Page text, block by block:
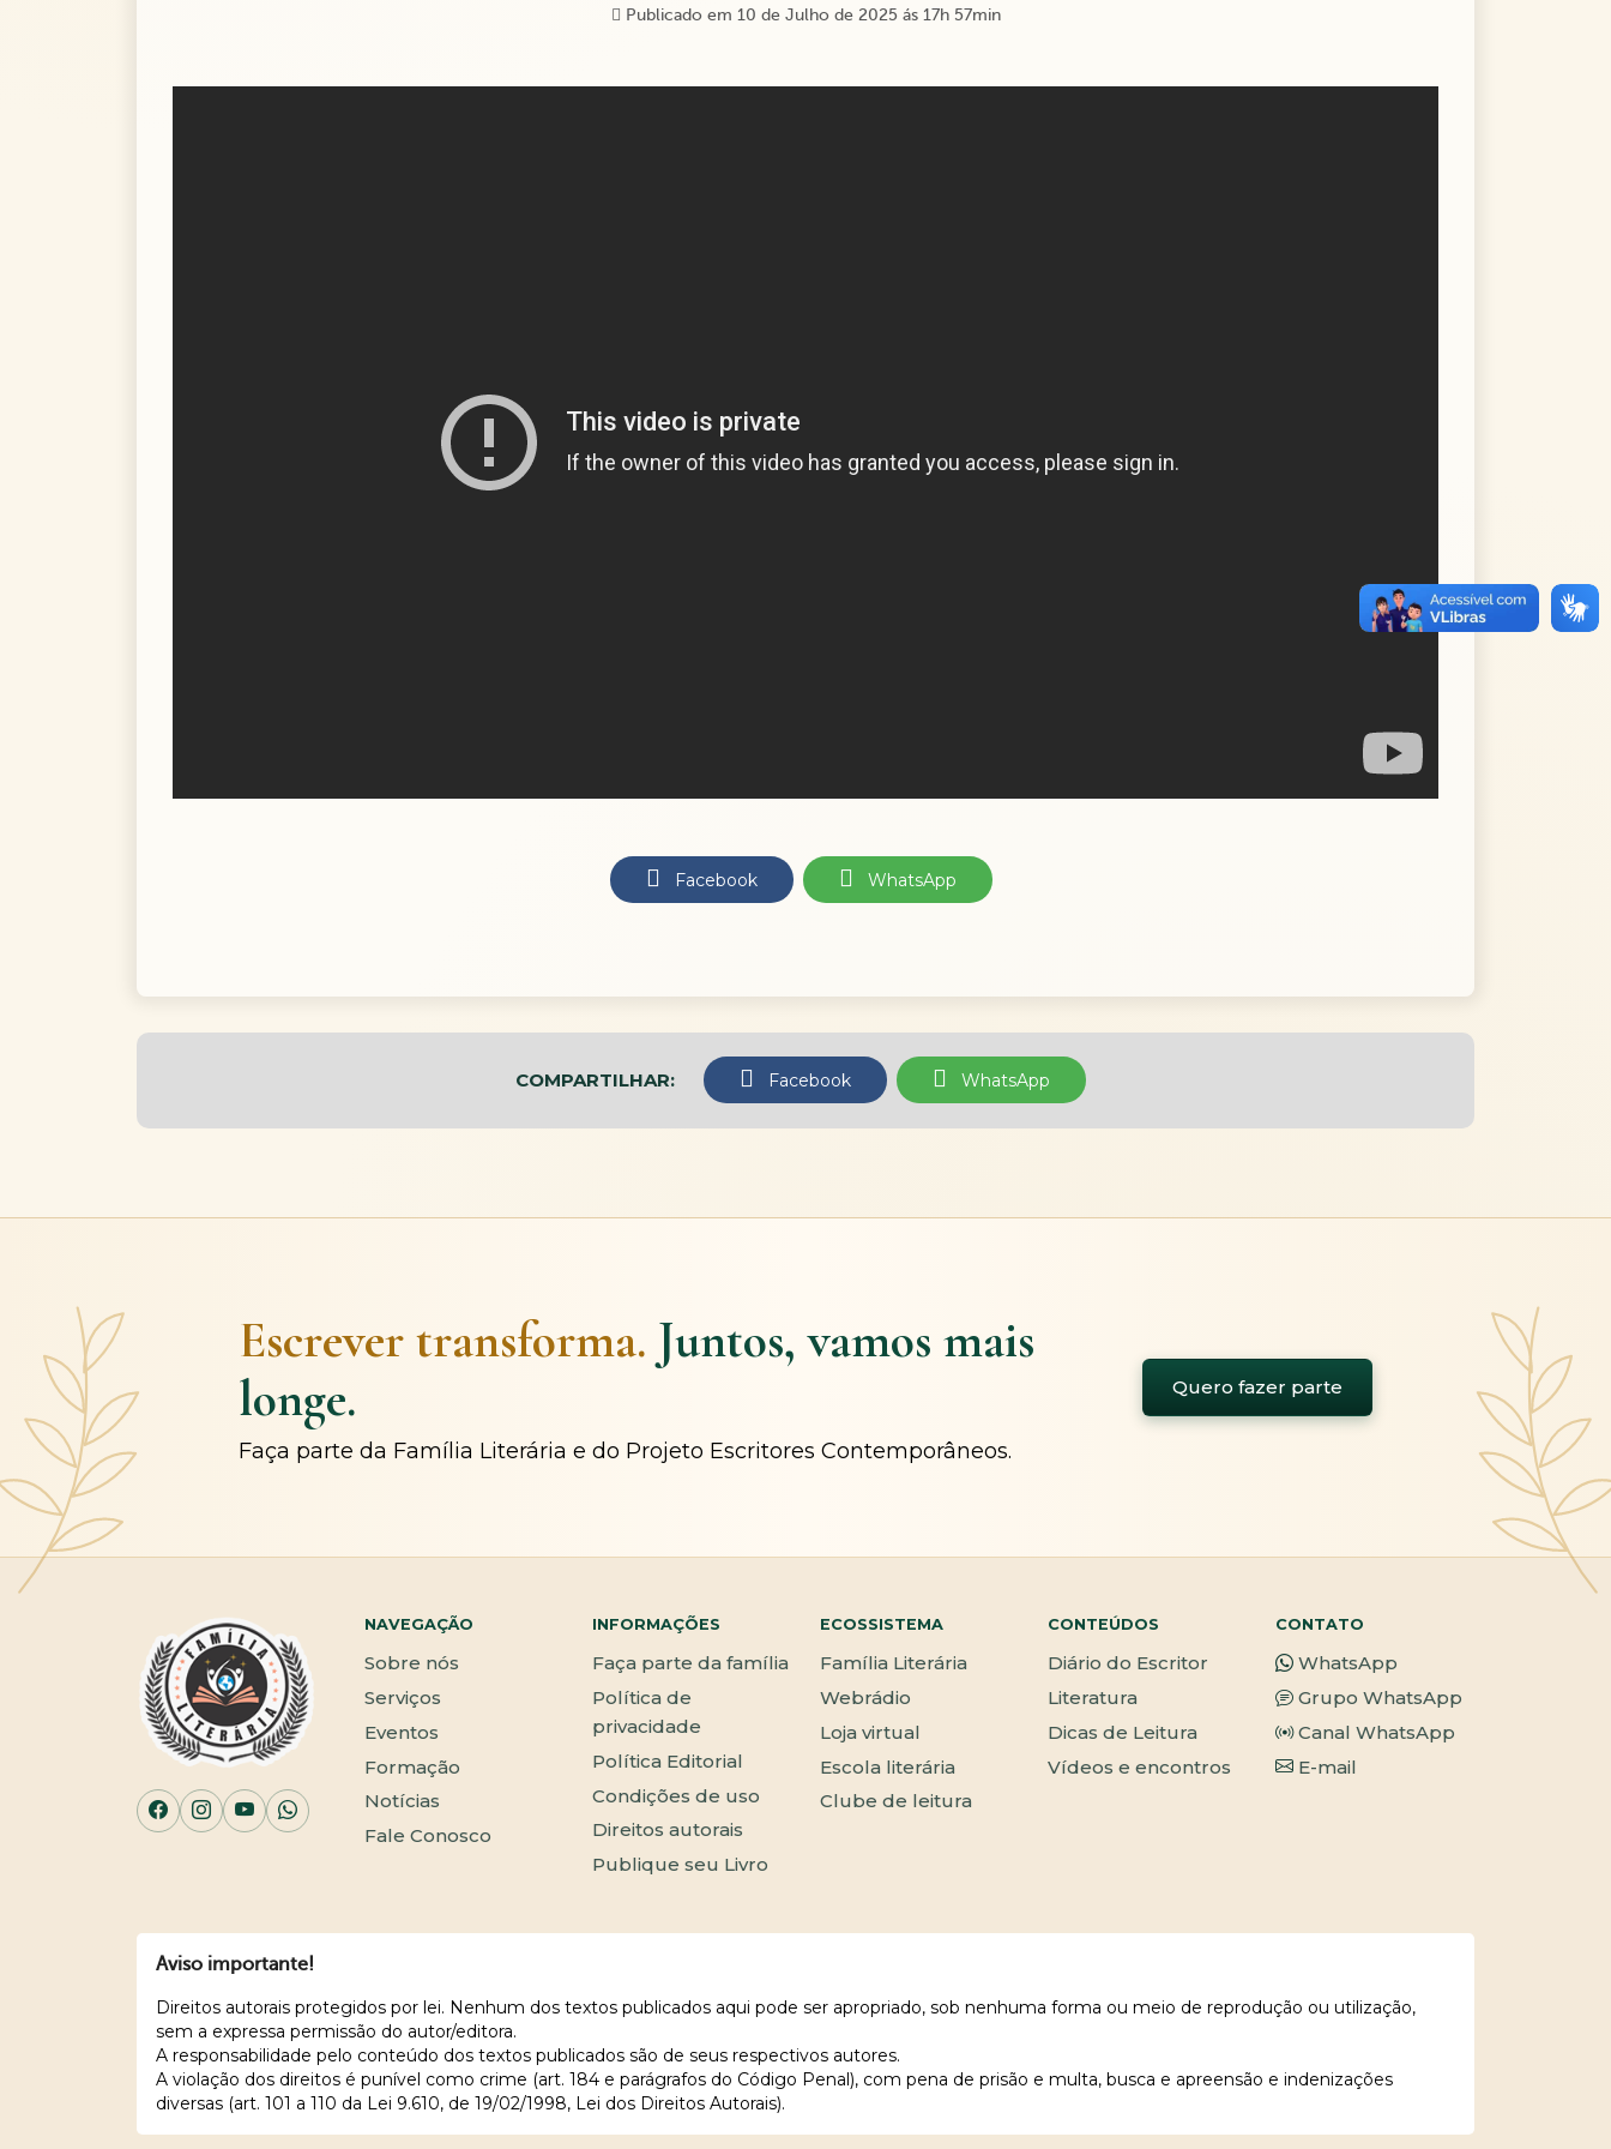
Publicado em 10 de Julho de 2025 ás 17h 57min
Facebook WhatsApp
COMPARTILHAR: Facebook WhatsApp
Escrever transforma. Juntos, vamos mais
longe.
Faça parte da Família Literária e do Projeto Escritores Contemporâneos.
Quero fazer parte
NAVEGAÇÃO
Sobre nós
Serviços
Eventos
Formação
Notícias
Fale Conosco
INFORMAÇÕES
Faça parte da família
Política de
privacidade
Política Editorial
Condições de uso
Direitos autorais
Publique seu Livro
ECOSSISTEMA
Família Literária
Webrádio
Loja virtual
Escola literária
Clube de leitura
CONTEÚDOS
Diário do Escritor
Literatura
Dicas de Leitura
Vídeos e encontros
CONTATO
WhatsApp
Grupo WhatsApp
Canal WhatsApp
E-mail
Aviso importante!
Direitos autorais protegidos por lei. Nenhum dos textos publicados aqui pode ser apropriado, sob nenhuma forma ou meio de reprodução ou utilização,
sem a expressa permissão do autor/editora.
A responsabilidade pelo conteúdo dos textos publicados são de seus respectivos autores.
A violação dos direitos é punível como crime (art. 184 e parágrafos do Código Penal), com pena de prisão e multa, busca e apreensão e indenizações
diversas (art. 101 a 110 da Lei 9.610, de 19/02/1998, Lei dos Direitos Autorais).